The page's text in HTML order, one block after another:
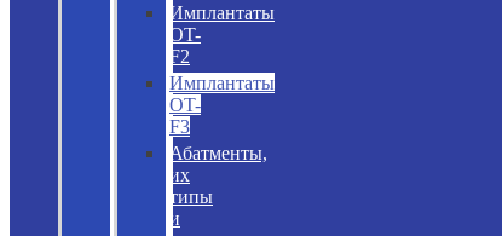
Имплантаты
OT-
F2
Имплантаты
OT-
F3
Абатменты,
их
типы
и